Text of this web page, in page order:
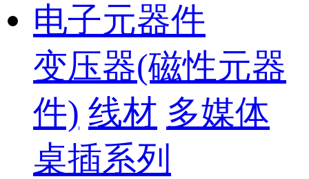
电子元器件
变压器(磁性元器
件) 线材 多媒体
桌插系列